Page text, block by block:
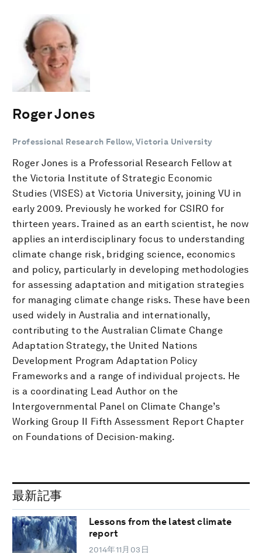
Roger Jones
Professional Research Fellow, Victoria University
Roger Jones is a Professorial Research Fellow at
the Victoria Institute of Strategic Economic
Studies (VISES) at Victoria University, joining VU in
early 2009. Previously he worked for CSIRO for
thirteen years. Trained as an earth scientist, he now
applies an interdisciplinary focus to understanding
climate change risk, bridging science, economics
and policy, particularly in developing methodologies
for assessing adaptation and mitigation strategies
for managing climate change risks. These have been
used widely in Australia and internationally,
contributing to the Australian Climate Change
Adaptation Strategy, the United Nations
Development Program Adaptation Policy
Frameworks and a range of individual projects. He
is a coordinating Lead Author on the
Intergovernmental Panel on Climate Change’s
Working Group II Fifth Assessment Report Chapter
on Foundations of Decision-making.
最新記事
Lessons from the latest climate
report
2014年11月03日